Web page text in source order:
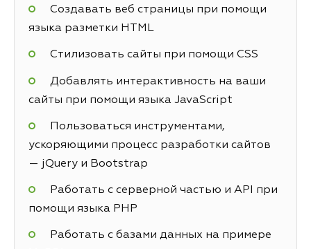
Создавать веб страницы при помощи
языка разметки HTML
Стилизовать сайты при помощи CSS
Добавлять интерактивность на ваши
сайты при помощи языка JavaScript
Пользоваться инструментами,
ускоряющими процесс разработки сайтов
— jQuery и Bootstrap
Работать с серверной частью и API при
помощи языка PHP
Работать с базами данных на примере